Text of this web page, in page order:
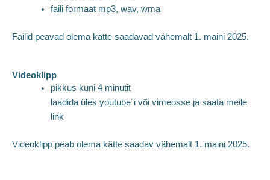
faili formaat mp3, wav, wma
Failid peavad olema kätte saadavad vähemalt 1. maini 2025.
Videoklipp
pikkus kuni 4 minutit
laadida üles youtube´i või vimeosse ja saata meile
link
Videoklipp peab olema kätte saadav vähemalt 1. maini 2025.